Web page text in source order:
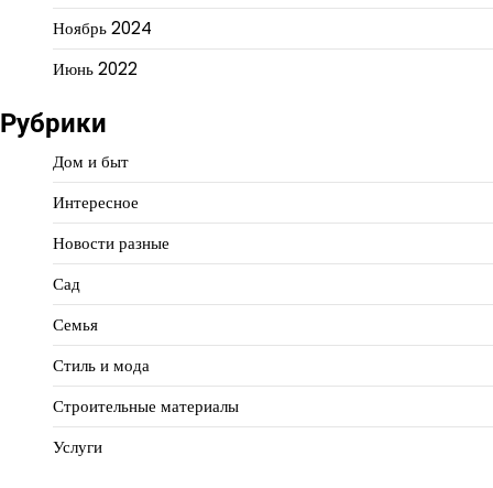
Ноябрь 2024
Июнь 2022
Рубрики
Дом и быт
Интересное
Новости разные
Сад
Семья
Стиль и мода
Строительные материалы
Услуги